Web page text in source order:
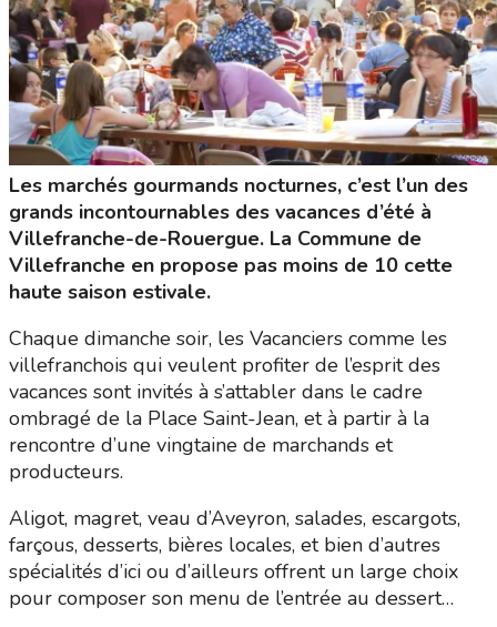
Les marchés gourmands nocturnes, c’est l’un des
grands incontournables des vacances d’été à
Villefranche-de-Rouergue. La Commune de
Villefranche en propose pas moins de 10 cette
haute saison estivale.
Chaque dimanche soir, les Vacanciers comme les
villefranchois qui veulent profiter de l’esprit des
vacances sont invités à s’attabler dans le cadre
ombragé de la Place Saint-Jean, et à partir à la
rencontre d’une vingtaine de marchands et
producteurs.
Aligot, magret, veau d’Aveyron, salades, escargots,
farçous, desserts, bières locales, et bien d’autres
spécialités d’ici ou d’ailleurs offrent un large choix
pour composer son menu de l’entrée au dessert…